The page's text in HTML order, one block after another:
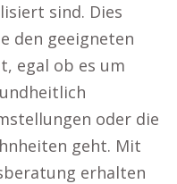
sind. Dies
den geeigneten
egal ob es um
oder die
geht. Mit
erhalten